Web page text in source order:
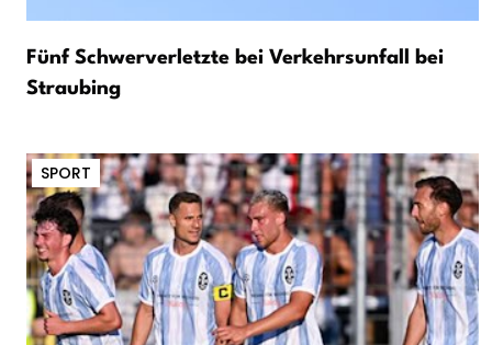
Fünf Schwerverletzte bei Verkehrsunfall bei
Straubing
SPORT